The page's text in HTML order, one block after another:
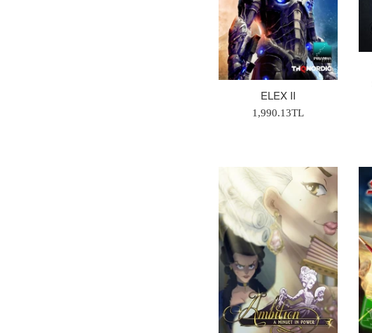
ELEX II
Normal
1,990.13TL